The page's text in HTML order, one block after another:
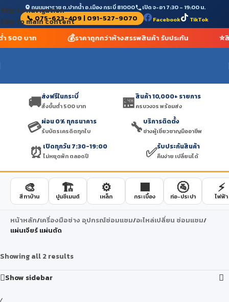
Skip to navigation
Skip to main content
ถนนมหาราช ต.ปากน้ำ อ.เมือง กระบี่ 81000 เปิด จ-อา 7:30 – 19:00 น.
📞 075-623-409 | 091-527-9070 Facebook TikTok
ำ 500 บาท 💰ราคาถูกกว่าห้างสรรพสินค้า รับประกัน ⭐
🚚ส่งฟรีในกระบี่
สั่งขั้นต่ำ 500 บาท 🏪สินค้า 10,000+ รายการ
ครบวงจร พร้อมส่ง
💳ผ่อน 0% ทุกธนาคาร
รับบัตรเครดิตทุกใบ 🔧บริการติดตั้ง
ช่างผู้เชี่ยวชาญมืออาชีพ
⏰ เปิดทุกวัน 7:30-19:00
ไม่หยุดพัก ตลอดปี ✅รับประกันสินค้า
คืนง่าย เปลี่ยนได้
🎨
สีทาบ้าน
🏗️
ปูนซีเมนต์
⚙️
เหล็ก
🟫
กระเบื้อง
🚰
ท่อ-ประปา
⚡
ไฟฟ้า
หน้าหลัก/เครื่องมือช่าง อุปกรณ์ซ่อมแซม/อะไหล่เปลี่ยน ซ่อมแซม/
แผ่นเจียร์ แผ่นตัด
Showing all 2 results
Show sidebar